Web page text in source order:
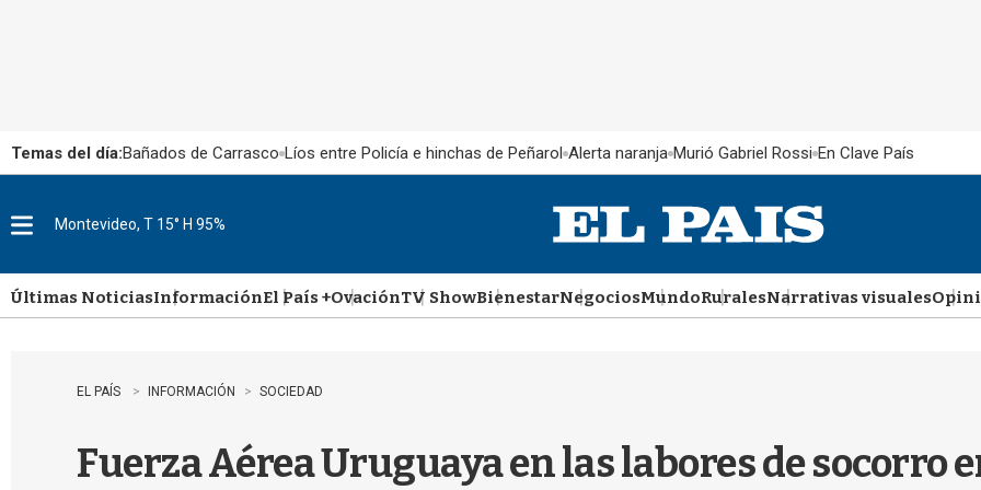
Temas del día:Bañados de Carrasco Líos entre Policía e hinchas de Peñarol Alerta naranja Murió Gabriel Rossi En Clave País
u
Montevideo, T 15° H 95%
Últimas NoticiasInformaciónEl País +OvaciónTV ShowBienestarNegociosMundoRuralesNarrativas visuales
EL PAÍS INFORMACIÓN SOCIEDAD
Fuerza Aérea Uruguaya en las labores de socorro